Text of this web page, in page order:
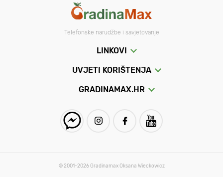
Telefonske narudžbe i savjetovanje
LINKOVI
UVJETI KORIŠTENJA
GRADINAMAX.HR
© 2001-2026 Gradinamax Oksana Wieckowicz